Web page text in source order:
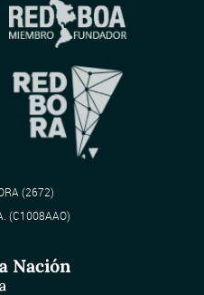
(2672)
(C1008AAO)